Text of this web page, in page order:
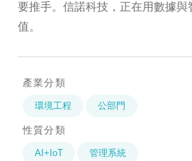
要推手。信諾科技，正在用數據與
值。
產業分類
環境工程 公部門
性質分類
AI+IoT 管理系統